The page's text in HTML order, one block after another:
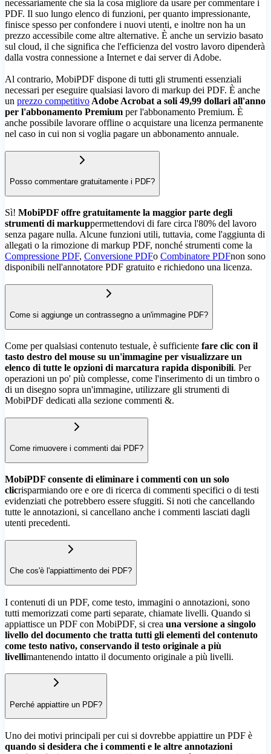
necessariamente che sia la cosa migliore da usare per commentare i
PDF. Il suo lungo elenco di funzioni, per quanto impressionante,
finisce spesso per confondere i nuovi utenti, e inoltre non ha un
prezzo accessibile come altre alternative. È anche un servizio basato
sul cloud, il che significa che l'efficienza del vostro lavoro dipenderà
dalla vostra connessione a Internet e dai server di Adobe.
Al contrario, MobiPDF dispone di tutti gli strumenti essenziali
necessari per eseguire qualsiasi lavoro di markup dei PDF. È anche
un prezzo competitivo Adobe Acrobat a soli 49,99 dollari all'anno
per l'abbonamento Premium per l'abbonamento Premium. È
anche possibile lavorare offline o acquistare una licenza permanente
nel caso in cui non si voglia pagare un abbonamento annuale.
Posso commentare gratuitamente i PDF?
Sì! MobiPDF offre gratuitamente la maggior parte degli
strumenti di markuppermettendovi di fare circa l'80% del lavoro
senza pagare nulla. Alcune funzioni utili, tuttavia, come l'aggiunta di
allegati o la rimozione di markup PDF, nonché strumenti come la
Compressione PDF, Conversione PDFo Combinatore PDFnon sono
disponibili nell'annotatore PDF gratuito e richiedono una licenza.
Come si aggiunge un contrassegno a un'immagine PDF?
Come per qualsiasi contenuto testuale, è sufficiente fare clic con il
tasto destro del mouse su un'immagine per visualizzare un
elenco di tutte le opzioni di marcatura rapida disponibili. Per
operazioni un po' più complesse, come l'inserimento di un timbro o
di un disegno sopra un'immagine, utilizzare gli strumenti di
MobiPDF dedicati alla sezione commenti &.
Come rimuovere i commenti dai PDF?
MobiPDF consente di eliminare i commenti con un solo
clicrisparmiando ore e ore di ricerca di commenti specifici o di testi
evidenziati che potrebbero essere sfuggiti. Si noti che cancellando
tutte le annotazioni, si cancellano anche i commenti lasciati dagli
utenti precedenti.
Che cos'è l'appiattimento dei PDF?
I contenuti di un PDF, come testo, immagini o annotazioni, sono
tutti memorizzati come parti separate, chiamate livelli. Quando si
appiattisce un PDF con MobiPDF, si crea una versione a singolo
livello del documento che tratta tutti gli elementi del contenuto
come testo nativo, conservando il testo originale a più
livellimantenendo intatto il documento originale a più livelli.
Perché appiattire un PDF?
Uno dei motivi principali per cui si dovrebbe appiattire un PDF è
quando si desidera che i commenti e le altre annotazioni